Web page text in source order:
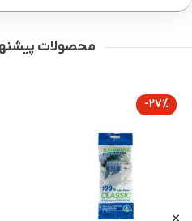
محصولات